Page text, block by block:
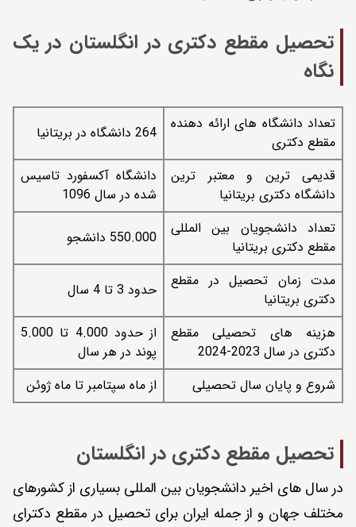
تحصیل مقطع دکتری در انگلستان در یک
نگاه
تعداد دانشگاه های ارائه دهنده
مقطع دکتری
264 دانشگاه در بریتانیا
قدیمی ترین و معتبر ترین
دانشگاه دکتری بریتانیا
دانشگاه آکسفورد تاسیس
شده در سال 1096
تعداد دانشجویان بین المللی
مقطع دکتری بریتانیا
550.000 دانشجو
مدت زمان تحصیل در مقطع
دکتری بریتانیا
حدود 3 تا 4 سال
هزینه های تحصیلی مقطع
دکتری در سال 2023-2024
از حدود 4.000 تا 5.000
پوند در هر سال
شروع و پایان سال تحصیلی
از ماه سپتامبر تا ماه ژوئن
تحصیل مقطع دکتری در انگلستان
در سال های اخیر دانشجویان بین المللی بسیاری از کشورهای
مختلف جهان و از جمله ایران برای تحصیل در مقطع دکترای